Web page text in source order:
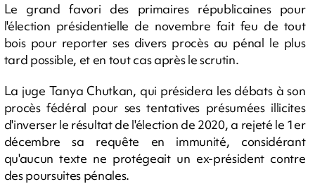
Le grand favori des primaires républicaines pour
l'élection présidentielle de novembre fait feu de tout
bois pour reporter ses divers procès au pénal le plus
tard possible, et en tout cas après le scrutin.
La juge Tanya Chutkan, qui présidera les débats à son
procès fédéral pour ses tentatives présumées illicites
d'inverser le résultat de l'élection de 2020, a rejeté le 1er
décembre sa requête en immunité, considérant
qu'aucun texte ne protégeait un ex-président contre
des poursuites pénales.